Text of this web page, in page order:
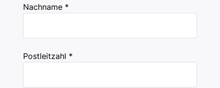
Nachname *
Postleitzahl *